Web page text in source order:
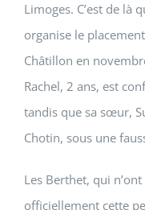
Limoges. C’est de là
organise le
Châtillon en
Rachel, 2 ans, est
tandis que sa sœur,
Chotin, sous une
Les Berthet, qui
officiellement cette